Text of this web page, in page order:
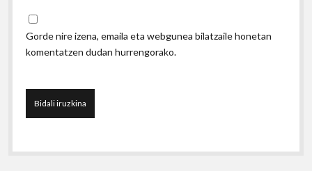
Gorde nire izena, emaila eta webgunea bilatzaile honetan
komentatzen dudan hurrengorako.